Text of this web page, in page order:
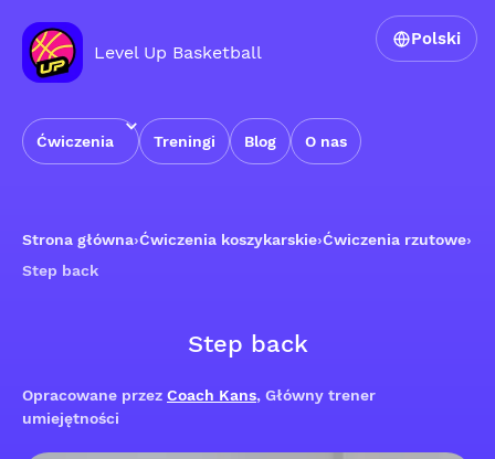
Level Up Basketball
Ćwiczenia Treningi Blog O nas
Polski
Strona główna›Ćwiczenia koszykarskie›Ćwiczenia rzutowe›
Step back
Step back
Opracowane przez Coach Kans, Główny trener
umiejętności